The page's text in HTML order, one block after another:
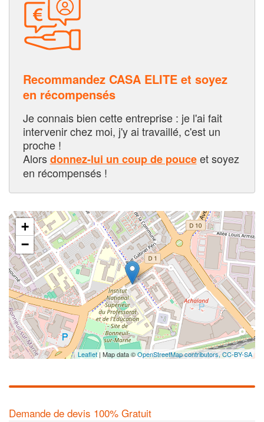
Recommandez CASA ELITE et soyez
en récompensés
Je connais bien cette entreprise : je l'ai fait
intervenir chez moi, j'y ai travaillé, c'est un
proche !
Alorsdonnez-lui un coup de pouceet soyez
en récompensés !
+
−
Leaflet| Map data ©OpenStreetMap contributors, CC-BY-SA
Demande de devis 100% Gratuit